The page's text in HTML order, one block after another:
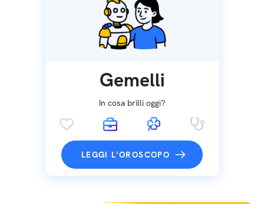
Gemelli
In cosa brilli oggi?
LEGGI L'OROSCOPO